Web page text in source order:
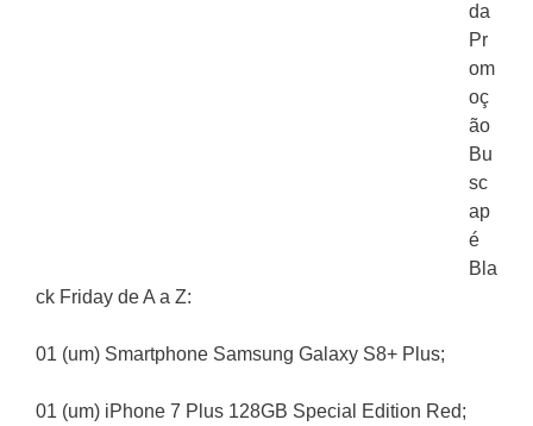
da
Pr
om
oç
ão
Bu
sc
ap
é
Bla
ck Friday de A a Z:
01 (um) Smartphone Samsung Galaxy S8+ Plus;
01 (um) iPhone 7 Plus 128GB Special Edition Red;